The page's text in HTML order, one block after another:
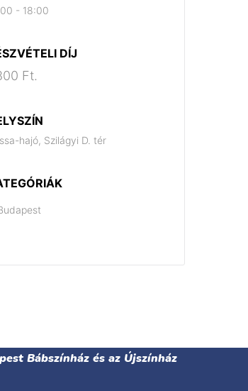
- 18:00
DÍJ
Ft.
hajó, Szilágyi D. tér
Bábszínház és az Újszínház